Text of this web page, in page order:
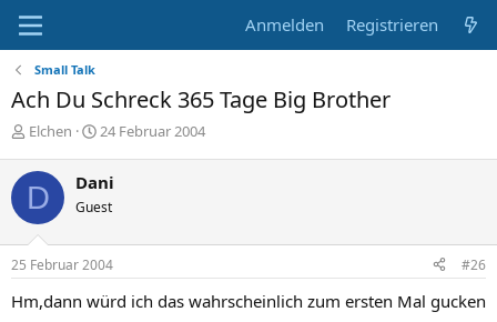
Anmelden Registrieren
Small Talk
Ach Du Schreck 365 Tage Big Brother
E
s
t
e
l
l
e
Elchen
E
t
e
l
t
m
24 Februar 2004
D Dani
Guest
25 Februar 2004 #26
Hm,dann würd ich das wahrscheinlich zum ersten Mal gucken